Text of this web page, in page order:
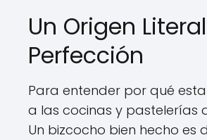
Un Origen
Perfección
Para entender por qué esta
a las cocinas y pastelerías
Un bizcocho bien hecho